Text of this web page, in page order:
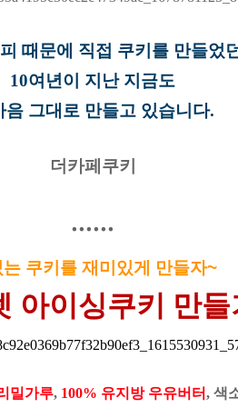
때문에 직접 쿠키를 만들었
10여년이 지난 지금도
음 그대로 만들고 있습니다.
더카페쿠키
......
는 쿠키를 재미있게 만들자~
아이싱쿠키 만들
밀가루, 100% 유지방 우유버터, 색